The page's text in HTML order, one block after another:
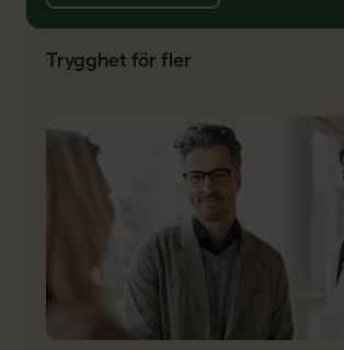
Trygghet för fler